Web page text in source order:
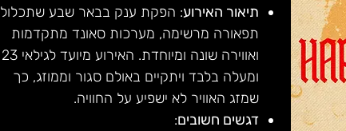
תיאור האירוע: הפקת ענק בבאר שבע שתכלול
תפאורה מרשימה, מערכות סאונד מתקדמות
ומעלה בלבד ויתקיים באולם סגור וממוזג, כך
שמזג האוויר לא ישפיע על החוויה.
דגשים חשובים: